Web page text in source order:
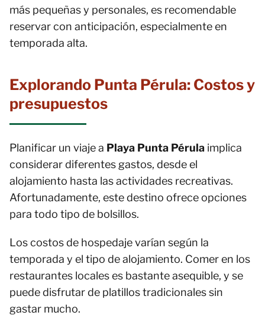
más pequeñas y personales, es recomendable
reservar con anticipación, especialmente en
temporada alta.
Explorando Punta Pérula: Costos y
presupuestos
Planificar un viaje a Playa Punta Pérula implica
considerar diferentes gastos, desde el
alojamiento hasta las actividades recreativas.
Afortunadamente, este destino ofrece opciones
para todo tipo de bolsillos.
Los costos de hospedaje varían según la
temporada y el tipo de alojamiento. Comer en los
restaurantes locales es bastante asequible, y se
puede disfrutar de platillos tradicionales sin
gastar mucho.